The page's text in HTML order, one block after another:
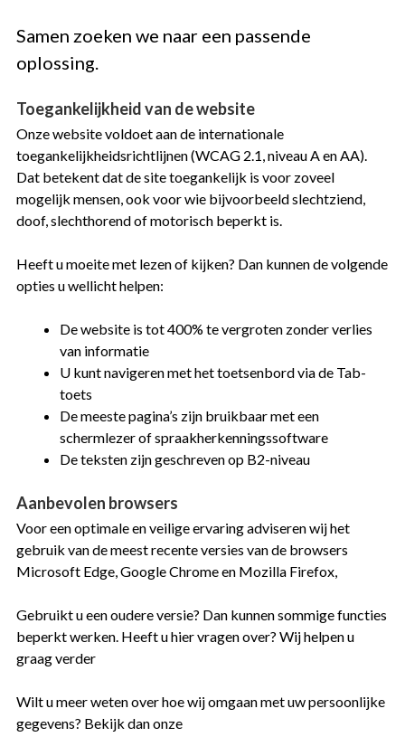
Samen zoeken we naar een passende
oplossing.
Toegankelijkheid van de website
Onze website voldoet aan de internationale
toegankelijkheidsrichtlijnen (WCAG 2.1, niveau A en AA).
Dat betekent dat de site toegankelijk is voor zoveel
mogelijk mensen, ook voor wie bijvoorbeeld slechtziend,
doof, slechthorend of motorisch beperkt is.
Heeft u moeite met lezen of kijken? Dan kunnen de volgende
opties u wellicht helpen:
De website is tot 400% te vergroten zonder verlies
van informatie
U kunt navigeren met het toetsenbord via de Tab-
toets
De meeste pagina’s zijn bruikbaar met een
schermlezer of spraakherkenningssoftware
De teksten zijn geschreven op B2-niveau
Aanbevolen browsers
Voor een optimale en veilige ervaring adviseren wij het
gebruik van de meest recente versies van de browsers
Microsoft Edge, Google Chrome en Mozilla Firefox,
Gebruikt u een oudere versie? Dan kunnen sommige functies
beperkt werken. Heeft u hier vragen over? Wij helpen u
graag verder
Wilt u meer weten over hoe wij omgaan met uw persoonlijke
gegevens? Bekijk dan onze